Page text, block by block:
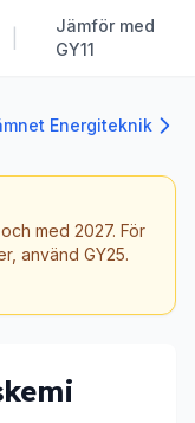
Jämför med
GY11
Energiteknik
med 2027. För
använd GY25.